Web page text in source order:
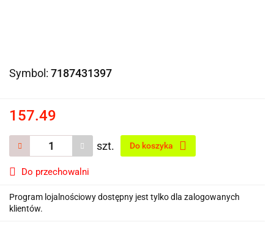
Symbol: 7187431397
157.49
szt. Do koszyka
Do przechowalni
Program lojalnościowy dostępny jest tylko dla zalogowanych
klientów.